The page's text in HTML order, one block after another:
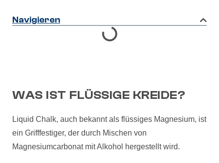
Navigieren
WAS IST FLÜSSIGE KREIDE?
Liquid Chalk, auch bekannt als flüssiges Magnesium, ist
ein Grifffestiger, der durch Mischen von
Magnesiumcarbonat mit Alkohol hergestellt wird.